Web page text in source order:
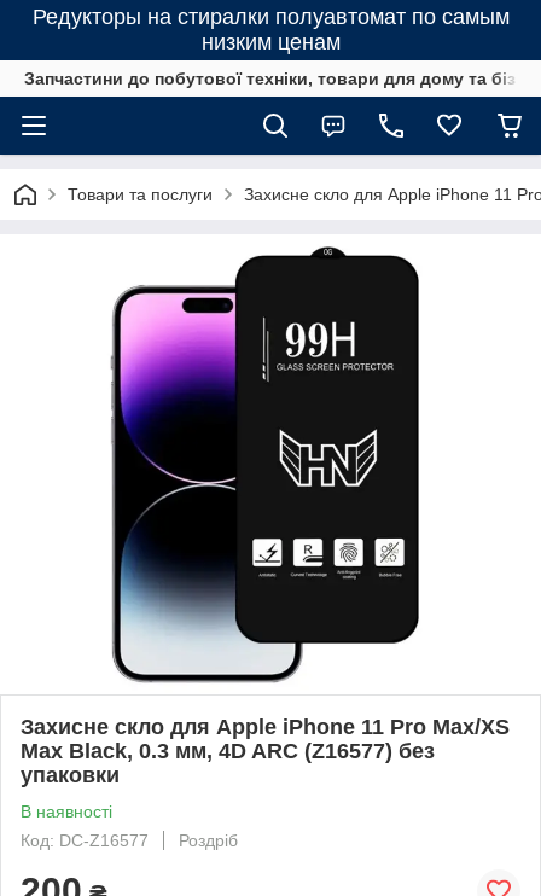
Редукторы на стиралки полуавтомат по самым
низким ценам
Запчастини до побутової техніки, товари для дому та
Товари та послуги Захисне скло для Apple iPhone 11
Захисне скло для Apple iPhone 11 Pro Max/XS
Max Black, 0.3 мм, 4D ARC (Z16577) без
упаковки
В наявності
Код: DC-Z16577
Роздріб